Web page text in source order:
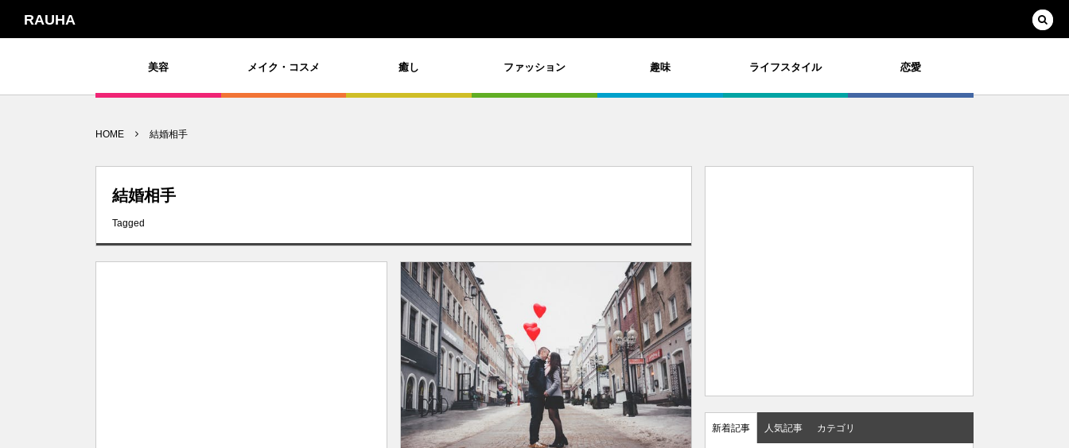
RAUHA
美容 メイク・コスメ 癒し ファッション 趣味 ライフスタイル 恋愛
HOME 結婚相手
結婚相手
Tagged
新着記事 人気記事 カテゴリ